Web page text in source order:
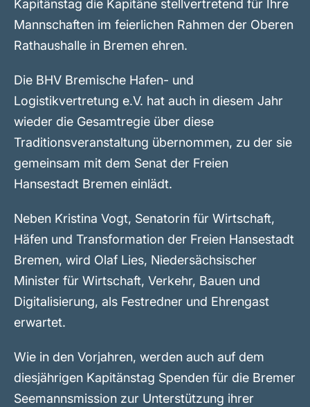
Kapitänstag die Kapitäne stellvertretend für Ihre
Mannschaften im feierlichen Rahmen der Oberen
Rathaushalle in Bremen ehren.
Die BHV Bremische Hafen- und
Logistikvertretung e.V. hat auch in diesem Jahr
wieder die Gesamtregie über diese
Traditionsveranstaltung übernommen, zu der sie
gemeinsam mit dem Senat der Freien
Hansestadt Bremen einlädt.
Neben Kristina Vogt, Senatorin für Wirtschaft,
Häfen und Transformation der Freien Hansestadt
Bremen, wird Olaf Lies, Niedersächsischer
Minister für Wirtschaft, Verkehr, Bauen und
Digitalisierung, als Festredner und Ehrengast
erwartet.
Wie in den Vorjahren, werden auch auf dem
diesjährigen Kapitänstag Spenden für die Bremer
Seemannsmission zur Unterstützung ihrer